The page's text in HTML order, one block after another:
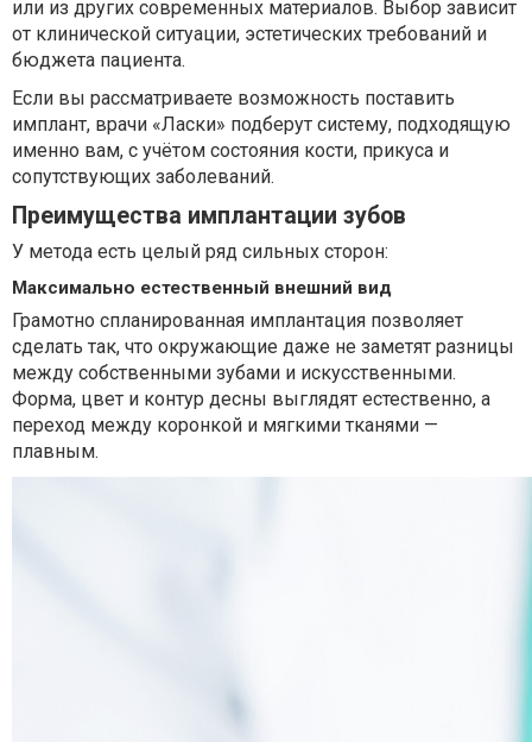
или из других современных материалов. Выбор зависит
от клинической ситуации, эстетических требований и
бюджета пациента.
Если вы рассматриваете возможность поставить
имплант, врачи «Ласки» подберут систему, подходящую
именно вам, с учётом состояния кости, прикуса и
сопутствующих заболеваний.
Преимущества имплантации зубов
У метода есть целый ряд сильных сторон:
Максимально естественный внешний вид
Грамотно спланированная имплантация позволяет
сделать так, что окружающие даже не заметят разницы
между собственными зубами и искусственными.
Форма, цвет и контур десны выглядят естественно, а
переход между коронкой и мягкими тканями —
плавным.